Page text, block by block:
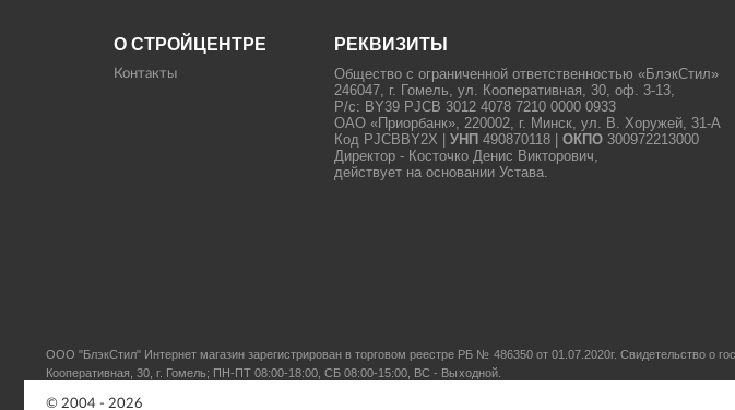
О СТРОЙЦЕНТРЕ
Контакты
РЕКВИЗИТЫ
Общество с ограниченной ответственностью «БлэкСтил»
246047, г. Гомель, ул. Кооперативная, 30, оф. 3-13,
Р/с: BY39 PJCB 3012 4078 7210 0000 0933
ОАО «Приорбанк», 220002, г. Минск, ул. В. Хоружей, 31-А
Код PJCBBY2X |УНП 490870118 |ОКПО 300972213000
Директор - Косточко Денис Викторович,
действует на основании Устава.
ООО "БлэкСтил" Интернет магазин зарегистрирован в торговом реестре РБ № 486350 от 01.07.2020г. Свидетельство о
Кооперативная, 30, г. Гомель; ПН-ПТ 08:00-18:00, СБ 08:00-15:00, ВС - Выходной.
© 2004 - 2026